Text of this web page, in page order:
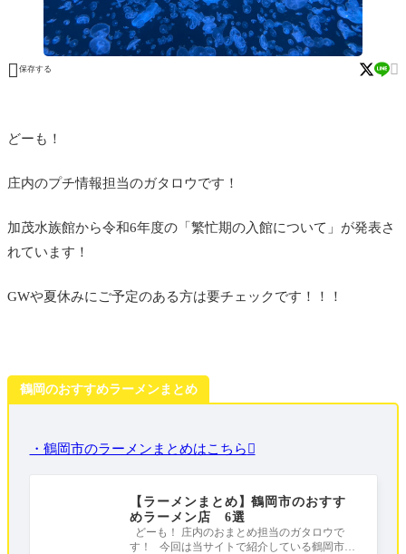
 保存する 
どーも！
庄内のプチ情報担当のガタロウです！
加茂水族館から令和6年度の「繁忙期の入館について」が発表さ
れています！
GWや夏休みにご予定のある方は要チェックです！！！
鶴岡のおすすめラーメンまとめ
・鶴岡市のラーメンまとめはこちら
【ラーメンまとめ】鶴岡市のおすす
めラーメン店 6選
どーも！ 庄内のおまとめ担当のガタロウで
す！ 今回は当サイトで紹介している鶴岡市の